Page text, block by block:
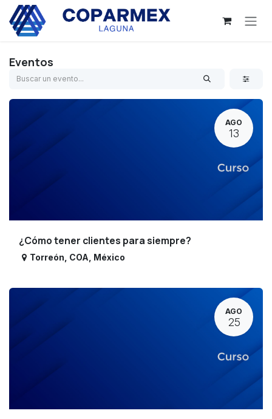
Ir al contenido
Eventos
AGO
13
¿Cómo tener clientes para siempre?
Torreón COA México
AGO
25